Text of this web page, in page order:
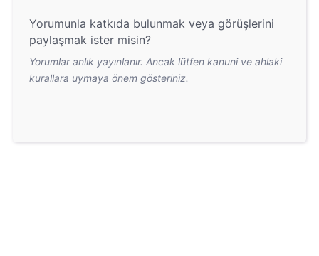
Yorumunla katkıda bulunmak veya görüşlerini
paylaşmak ister misin?
Yorumlar anlık yayınlanır. Ancak lütfen kanuni ve ahlaki
kurallara uymaya önem gösteriniz.